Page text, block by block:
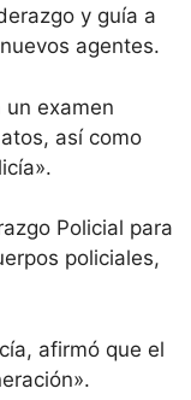
y guía a
agentes.
examen
así como
Policial para
policiales,
afirmó que el